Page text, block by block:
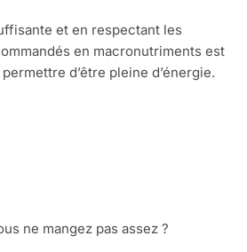
et en respectant les
en macronutriments est
d’être pleine d’énergie.
ne mangez pas assez ?